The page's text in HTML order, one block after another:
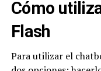
Cómo
Flash
Para utilizar el